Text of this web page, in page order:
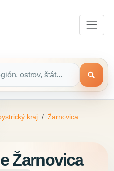
kraj
Žarnovica
Žarnovica